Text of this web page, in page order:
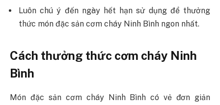
Luôn chú ý đến ngày hết hạn sử dụng để thưởng
thức món đặc sản cơm cháy Ninh Bình ngon nhất.
Cách thưởng thức cơm cháy Ninh
Bình
Món đặc sản cơm cháy Ninh Bình có vẻ đơn giản